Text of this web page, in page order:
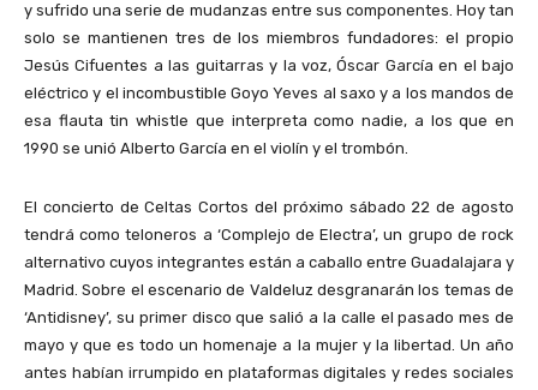
y sufrido una serie de mudanzas entre sus componentes. Hoy tan
solo se mantienen tres de los miembros fundadores: el propio
Jesús Cifuentes a las guitarras y la voz, Óscar García en el bajo
eléctrico y el incombustible Goyo Yeves al saxo y a los mandos de
esa flauta tin whistle que interpreta como nadie, a los que en
1990 se unió Alberto García en el violín y el trombón.
El concierto de Celtas Cortos del próximo sábado 22 de agosto
tendrá como teloneros a ‘Complejo de Electra’, un grupo de rock
alternativo cuyos integrantes están a caballo entre Guadalajara y
Madrid. Sobre el escenario de Valdeluz desgranarán los temas de
‘Antidisney’, su primer disco que salió a la calle el pasado mes de
mayo y que es todo un homenaje a la mujer y la libertad. Un año
antes habían irrumpido en plataformas digitales y redes sociales